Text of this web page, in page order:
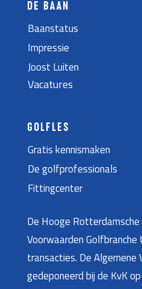
DE BAAN
Baanstatus
Impressie
Joost Luiten
Vacatures
GOLFLES
Gratis kennismaken
De golfprofessionals
Fittingcenter
De Hooge
Voorwaarden
transacties. De Algemene
gedeponeerd bij de KvK